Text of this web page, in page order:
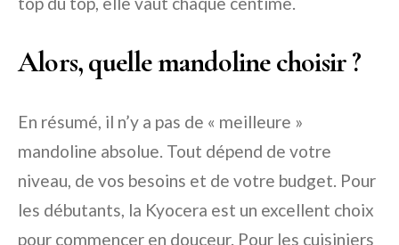
Alors, quelle mandoline choisir ?
En résumé, il n’y a pas de « meilleure »
mandoline absolue. Tout dépend de votre
niveau, de vos besoins et de votre budget. Pour
les débutants, la Kyocera est un excellent choix
pour commencer en douceur. Pour les cuisiniers